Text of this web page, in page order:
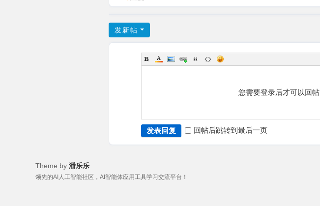
发新帖
您需要登录后才可以回帖
发表回复 回帖后跳转到最后一页
Theme by 潘乐乐
领先的AI人工智能社区，AI智能体应用工具学习交流平台！